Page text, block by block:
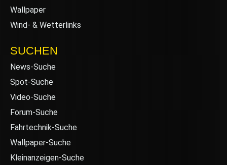
Wallpaper
Wind- & Wetterlinks
SUCHEN
News-Suche
Spot-Suche
Video-Suche
Forum-Suche
Fahrtechnik-Suche
Wallpaper-Suche
Kleinanzeigen-Suche